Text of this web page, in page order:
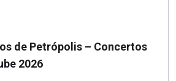
de Petrópolis – Concertos
2026